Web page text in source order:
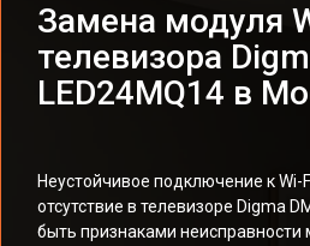
Замена модуля
телевизора
LED24MQ14 в
Неустойчивое подключение к Wi-
отсутствие в телевизоре Digma
быть признаками неисправности